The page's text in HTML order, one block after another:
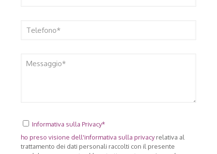
Informativa sulla Privacy*
ho preso visione dell'informativa sulla privacyrelativa al
trattamento dei dati personali raccolti con il presente